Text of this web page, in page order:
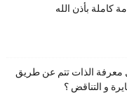
كاملة بأذن الله
معرفة الذات تتم عن طريق
و التناقض ؟